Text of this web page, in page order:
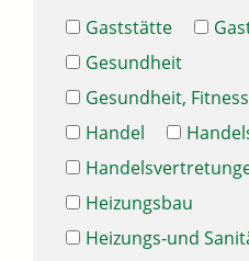
Gaststätte
Gesundheit
Gesundheit,
Handel
Heizungsbau
Heizungs-und